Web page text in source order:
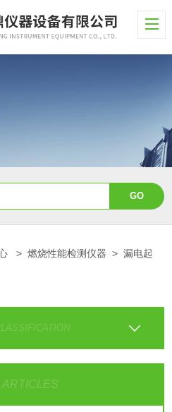
>燃烧性能检测仪器 >漏电起